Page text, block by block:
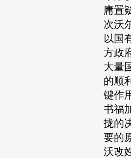
庸置
次沃
以国
方政
大量
的顺
键作
书福
拢的
要的
沃改